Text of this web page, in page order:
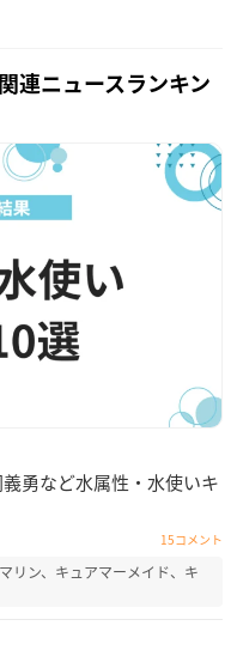
連ニュースランキン
勇など水属性・水使いキ
15コメント
リン、キュアマーメイド、キ